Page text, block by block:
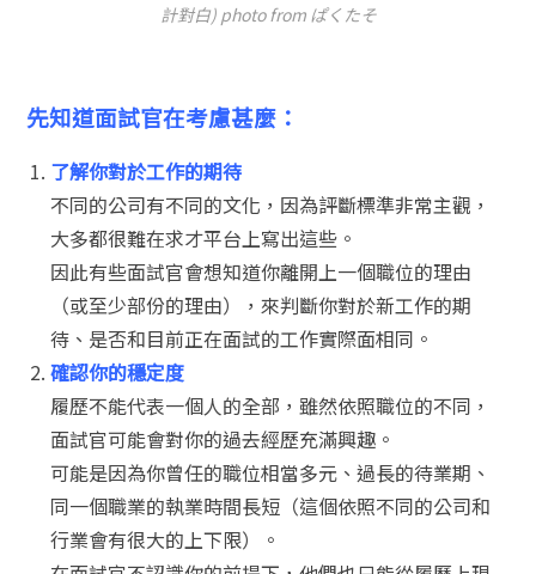
計對白) photo from ぱくたそ
先知道面試官在考慮甚麼：
了解你對於工作的期待
不同的公司有不同的文化，因為評斷標準非常主觀，
大多都很難在求才平台上寫出這些。
因此有些面試官會想知道你離開上一個職位的理由
（或至少部份的理由），來判斷你對於新工作的期
待、是否和目前正在面試的工作實際面相同。
確認你的穩定度
履歷不能代表一個人的全部，雖然依照職位的不同，
面試官可能會對你的過去經歷充滿興趣。
可能是因為你曾任的職位相當多元、過長的待業期、
同一個職業的執業時間長短（這個依照不同的公司和
行業會有很大的上下限）。